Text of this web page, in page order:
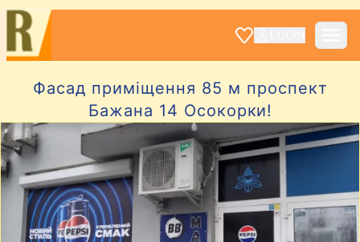
Фасад приміщення 85 м проспект
Бажана 14 Осокорки!